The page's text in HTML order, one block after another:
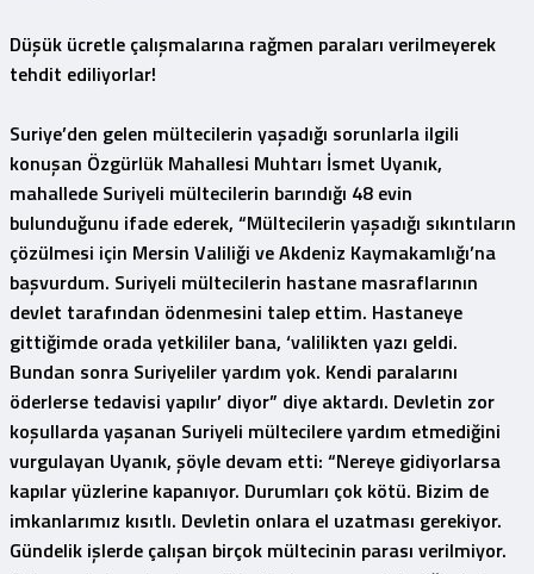
Düşük ücretle çalışmalarına rağmen paraları verilmeyerek
tehdit ediliyorlar!
Suriye’den gelen mültecilerin yaşadığı sorunlarla ilgili
konuşan Özgürlük Mahallesi Muhtarı İsmet Uyanık,
mahallede Suriyeli mültecilerin barındığı 48 evin
bulunduğunu ifade ederek, “Mültecilerin yaşadığı sıkıntıların
çözülmesi için Mersin Valiliği ve Akdeniz Kaymakamlığı’na
başvurdum. Suriyeli mültecilerin hastane masraflarının
devlet tarafından ödenmesini talep ettim. Hastaneye
gittiğimde orada yetkililer bana, ‘valilikten yazı geldi.
Bundan sonra Suriyeliler yardım yok. Kendi paralarını
öderlerse tedavisi yapılır’ diyor” diye aktardı. Devletin zor
koşullarda yaşanan Suriyeli mültecilere yardım etmediğini
vurgulayan Uyanık, şöyle devam etti: “Nereye gidiyorlarsa
kapılar yüzlerine kapanıyor. Durumları çok kötü. Bizim de
imkanlarımız kısıtlı. Devletin onlara el uzatması gerekiyor.
Gündelik işlerde çalışan birçok mültecinin parası verilmiyor.